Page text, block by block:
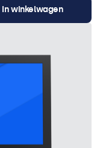
In winkelwagen